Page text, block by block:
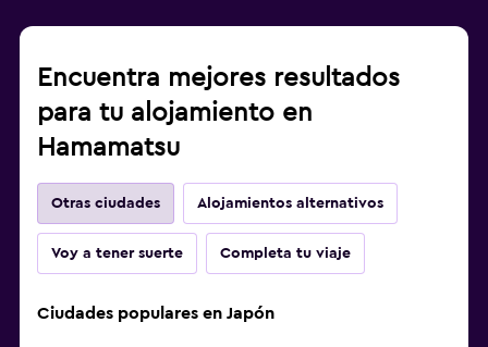
Encuentra mejores resultados
para tu alojamiento en
Hamamatsu
Otras ciudades Alojamientos alternativos
Voy a tener suerte Completa tu viaje
Ciudades populares en Japón